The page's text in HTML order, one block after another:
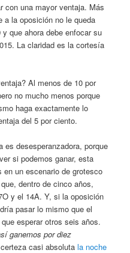
con una mayor ventaja. Más
a la oposición no le queda
que ahora debe enfocar su
La claridad es la cortesía
Al menos de 10 por
no mucho menos porque
haga exactamente lo
del 5 por ciento.
es desesperanzadora, porque
si podemos ganar, esta
un escenario de grotesco
dentro de cinco años,
y el 14A. Y, si la oposición
pasar lo mismo que el
esperar otros seis años.
ganemos por diez
casi absolutala noche